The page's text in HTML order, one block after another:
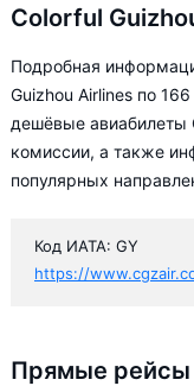
Colorful
Подробная
Guizhou Airlines по
дешёвые авиабилеты
комиссии, а также
популярных
Код ИАТА: GY
https://
Прямые рейсы